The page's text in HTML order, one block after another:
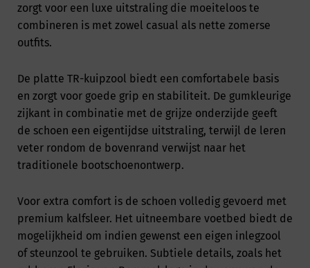
zorgt voor een luxe uitstraling die moeiteloos te
combineren is met zowel casual als nette zomerse
outfits.
De platte TR-kuipzool biedt een comfortabele basis
en zorgt voor goede grip en stabiliteit. De gumkleurige
zijkant in combinatie met de grijze onderzijde geeft
de schoen een eigentijdse uitstraling, terwijl de leren
veter rondom de bovenrand verwijst naar het
traditionele bootschoenontwerp.
Voor extra comfort is de schoen volledig gevoerd met
premium kalfsleer. Het uitneembare voetbed biedt de
mogelijkheid om indien gewenst een eigen inlegzool
of steunzool te gebruiken. Subtiele details, zoals het